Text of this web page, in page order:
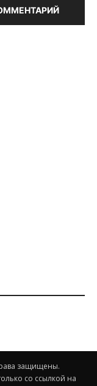
защищены.
со ссылкой на